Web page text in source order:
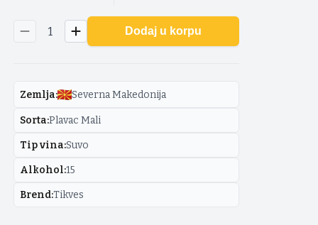
1 Dodaj u korpu
Zemlja: Severna Makedonija
Sorta:Plavac Mali
Tip vina:Suvo
Alkohol:15
Brend:Tikves